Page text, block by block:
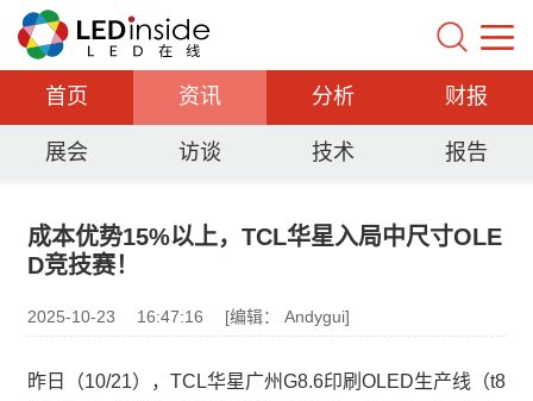
首页 资讯 分析 财报
展会 访谈 技术 报告
成本优势15%以上，TCL华星入局中尺寸OLE
D竞技赛！
2025-10-23 16:47:16 [编辑： Andygui]
昨日（10/21），TCL华星广州G8.6印刷OLED生产线（t8